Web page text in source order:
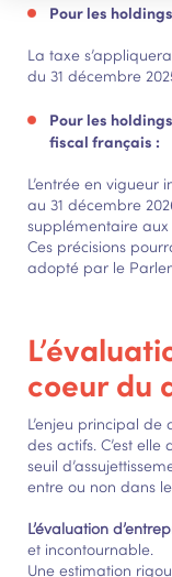
Pour les
La taxe
du 31 décembre
Pour les
fiscal français :
L’entrée en
au 31 décembre
supplémentaire aux
Ces précisions
adopté par le
coeur du
L’enjeu principal
des actifs. C’est
seuil
entre ou non dans
L’évaluation
et incontournable.
Une estimation